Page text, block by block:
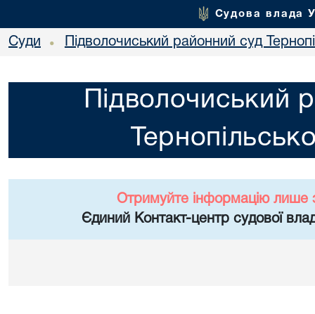
Судова влада
Суди • Підволочиський районний суд
Підволочиський
Отримуйте інформацію лише
Єдиний Контакт-центр судової